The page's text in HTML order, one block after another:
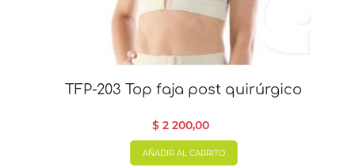
TFP-203 Top faja post quirúrgico
$ 2 200,00
AÑADIR AL CARRITO